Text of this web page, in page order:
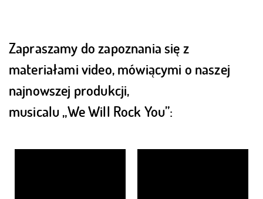
Zapraszamy do zapoznania się z
materiałami video, mówiącymi o naszej
najnowszej produkcji,
musicalu „We Will Rock You”: